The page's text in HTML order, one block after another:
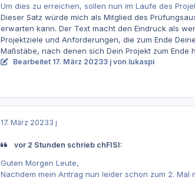
Um dies zu erreichen, sollen nun im Laufe des
Dieser Satz würde mich als Mitglied des
erwarten kann. Der Text macht den Eindruck als
Projektziele und Anforderungen, die zum Ende
Maßstäbe, nach denen sich Dein Projekt zum Ende
Bearbeitet 17. März 20233 jvon lukaspi
17. März 20233 j
vor 2 Stunden schrieb chFISI:
Guten Morgen Leute,
Nachdem mein Antrag nun leider schon zum 2. Mal